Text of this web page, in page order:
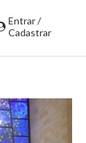
Entrar /
Cadastrar